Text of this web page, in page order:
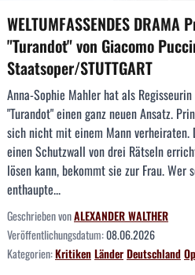
WELTUMFASSENDES DRAMA
"Turandot" von Giacomo
Staatsoper/STUTTGART
Anna-Sophie Mahler hat als
"Turandot" einen ganz neuen Ansatz.
sich nicht mit einem Mann verheiraten.
einen Schutzwall von drei Rätseln
lösen kann, bekommt sie zur Frau. Wer
enthaupte...
Geschrieben vonALEXANDER WALTHER
Veröffentlichungsdatum:08.06.2026
Kategorien:KritikenLänderDeutschland